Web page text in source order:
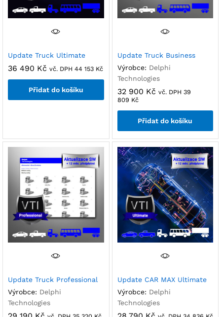
Update Truck Ultimate
36 490 Kč vč. DPH 44 153 Kč
Přidat do košíku
Update Truck Business
Výrobce: Delphi
Technologies
32 900 Kč vč. DPH 39
809 Kč
Přidat do košíku
Update Truck Professional
Výrobce: Delphi
Technologies
Update CAR MAX Ultimate
Výrobce: Delphi
Technologies